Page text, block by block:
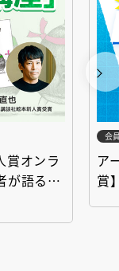
賞オンラ
が語る
会
ア
賞